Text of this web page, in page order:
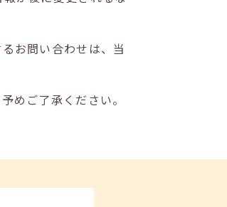
お問い合わせは、当
めご了承ください。